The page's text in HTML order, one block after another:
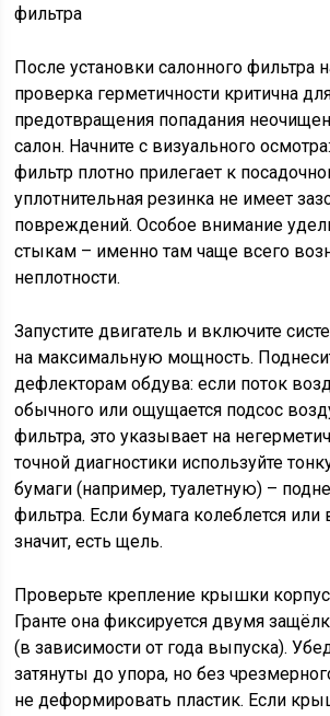
После установки салонного фильтра
проверка герметичности критична
предотвращения попадания
салон. Начните с визуального
фильтр плотно прилегает к
уплотнительная резинка не имеет
повреждений. Особое внимание
стыкам – именно там чаще всего
неплотности.
Запустите двигатель и включите
на максимальную мощность.
дефлекторам обдува: если поток
обычного или ощущается подсос
фильтра, это указывает на
точной диагностики используйте
бумаги (например, туалетную) –
фильтра. Если бумага колеблется или
значит, есть щель.
Проверьте крепление крышки
Гранте она фиксируется двумя
(в зависимости от года выпуска).
затянуты до упора, но без
не деформировать пластик. Если